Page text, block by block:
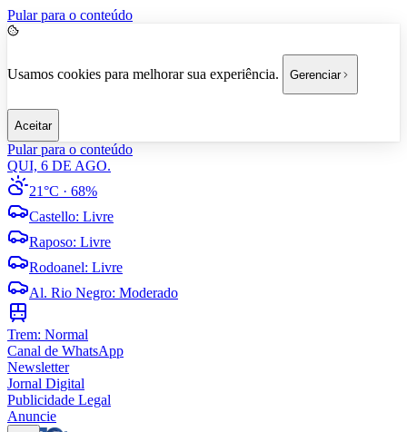
Pular para o conteúdo
Usamos cookies para melhorar sua experiência. Gerenciar
Aceitar
Pular para o conteúdo
QUI, 6 DE AGO.
21°C · 68%
Castello: Livre
Raposo: Livre
Rodoanel: Livre
Al. Rio Negro: Moderado
Trem: Normal
Canal de WhatsApp
Newsletter
Jornal Digital
Publicidade Legal
Anuncie